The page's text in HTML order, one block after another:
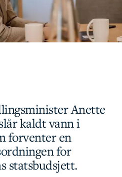
Anette
kaldt vann i
forventer en
for
statsbudsjett.